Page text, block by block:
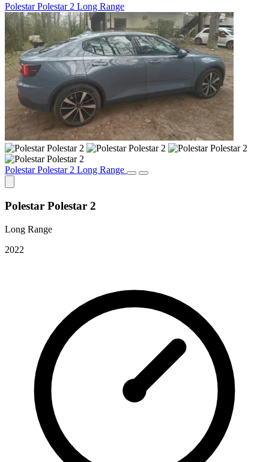
Polestar Polestar 2 Long Range
Polestar Polestar 2 Long Range
Polestar Polestar 2
Long Range
2022